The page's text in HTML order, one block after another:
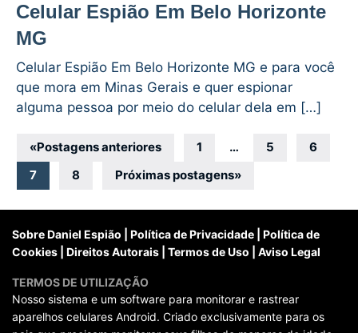
Celular Espião Em Belo Horizonte
MG
Celular Espião Em Belo Horizonte MG e para você
que mora em Minas Gerais e quer espionar
alguma pessoa por meio do celular dela em […]
Navegação
por
posts
«Postagens anteriores 1 … 5
6
7
8 Próximas postagens»
Sobre Daniel Espião Política de Privacidade
Política de
Cookies
Direitos Autorais Termos de Uso Aviso Legal
TERMOS DE UTILIZAÇÃO
Nosso sistema e um software para monitorar e rastrear
aparelhos celulares Android. Criado exclusivamente para os